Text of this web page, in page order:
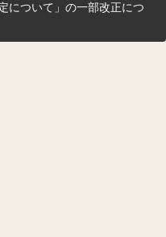
について」の一部改正につ